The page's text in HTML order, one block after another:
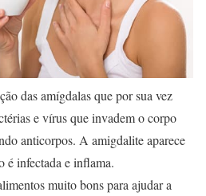
das amígdalas que por sua vez
e vírus que invadem o corpo
anticorpos. A amigdalite aparece
é infectada e inflama.
muito bons para ajudar a